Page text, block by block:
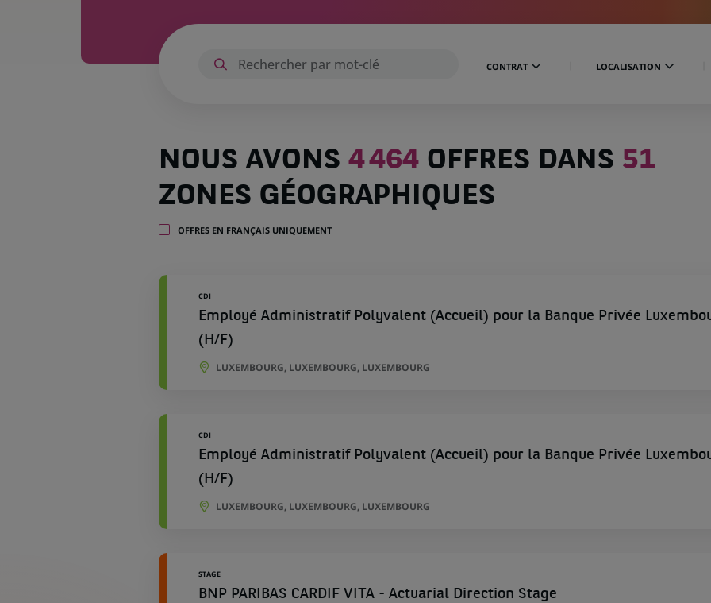
CONTRAT LOCALISATION
Nous
avons
4 464
offres
51
NOUS AVONS 4 464OFFRES DANS 51
ZONES GÉOGRAPHIQUES
OFFRES EN FRANÇAIS UNIQUEMENT
CDI
Employé Administratif Polyvalent (Accueil) pour la Banque Privée
(H/F)
LUXEMBOURG, LUXEMBOURG, LUXEMBOURG
CDI
Employé Administratif Polyvalent (Accueil) pour la Banque Privée
(H/F)
LUXEMBOURG, LUXEMBOURG, LUXEMBOURG
STAGE
BNP PARIBAS CARDIF VITA - Actuarial Direction Stage